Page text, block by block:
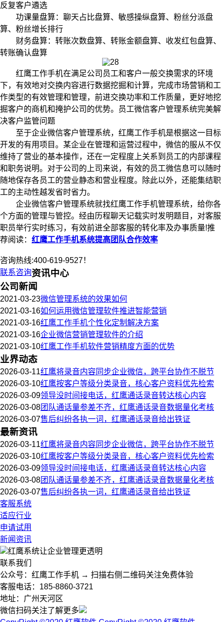
反复客户遴选
功课量盘算：聊天占比盘算、敏感操纵盘算、粉丝分派盘
算、粉丝增长排行
财务盘算：转账次数盘算、转账金额盘算、收发红包盘算、
转账确认盘算
红鹰工作手机在满足公司员工和客户一般交换需求的环境
下，有效地对交换内容进行数据挖掘和计算，完成市场营销和工
作类型的有效管理和管理，前进交换功率和工作质量，更好地挖
掘客户的商机和掩护公司的优势。员工微信客户管理系统完美解
决客户监管问题
至于企业微信客户管理系统，红鹰工作手机是根据这一目标
开发的有用项目。某企业在管理和运营过程中，微信的服从不仅
维持了营业的基本操作，还在一定程度上关系到员工的内部课程
和职务说明。对于公司的上司来说，有效的员工微信息可以随时
随地保存各员工的营业静态和营业程度。除此以外，还能集结职
工的主动性越发省时省力。
企业微信客户管理系统就找红鹰工作手机管理系统，给你各
个方面的管理与管控。经由历程聊天记载实时发明题目，对客服
职员举行实时练习，有效前进全部客服的转化率及办事质量!推
荐阅读： 红鹰工作手机系统提高团队合作效率
咨询热线:400-619-9527！
联系咨询资讯中心
公司新闻
2021-03-23微信管理系统的效果如何
2021-03-16如何运用微信管理软件推进智能营销
2021-03-16红鹰工作手机个性化定制解决方案
2021-03-16企业微信营销管理软件的介绍
2021-03-10红鹰工作手机软件营销精度方面的优势
业界动态
2026-03-11红鹰将录音内容同步企业微信，跨平台协作不脱节
2026-03-10红鹰按客户等级分类录音，核心客户资料优先检索
2026-03-09领导没时间接电话，红鹰通话录音转达核心内容
2026-03-08团队通话量参差不齐，红鹰通话录音数据量化考核
2026-03-07售后纠纷各执一词，红鹰通话录音给出铁证
最新资讯
2026-03-11红鹰将录音内容同步企业微信，跨平台协作不脱节
2026-03-10红鹰按客户等级分类录音，核心客户资料优先检索
2026-03-09领导没时间接电话，红鹰通话录音转达核心内容
2026-03-08团队通话量参差不齐，红鹰通话录音数据量化考核
2026-03-07售后纠纷各执一词，红鹰通话录音给出铁证
客服系统
适应行业
申请试用
新闻资讯
红鹰系统让企业管理更透明
联系我们
公众号：红鹰工作手机 → 扫描右侧二维码关注免费体验
客服电话：185-8860-3721
地址：广州天河区
微信扫码关注了解更多